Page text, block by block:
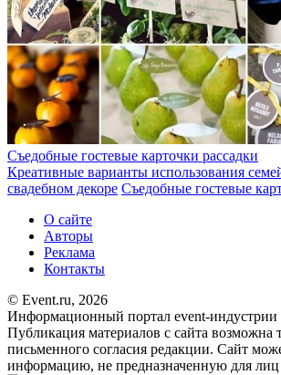
Съедобные гостевые карточки рассадки
Креативные варианты использования
свадебном декоре Съедобные гостевые
О сайте
Авторы
Реклама
Контакты
© Event.ru, 2026
Информационный портал event-индустрии
Публикация материалов с сайта возможна
письменного согласия редакции. Сайт
информацию, не предназначенную для лиц